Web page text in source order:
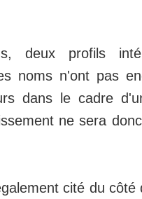
deux profils
noms n'ont pas
dans le cadre
ne sera
cité du